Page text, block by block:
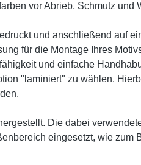
vor Abrieb, Schmutz und
und anschließend auf
für die Montage Ihres
und einfache
"laminiert" zu wählen.
Die dabei
eingesetzt, wie